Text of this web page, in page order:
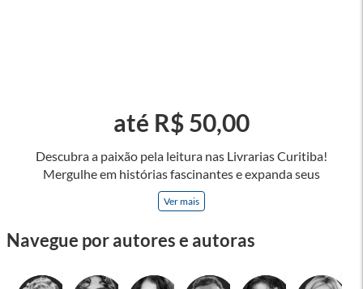
Descubra a paixão pela leitura nas Livrarias Curitiba!
Mergulhe em histórias fascinantes e expanda seus
horizontes, onde cada página é uma porta para novos
universos e perspectivas. Ler nos permite viajar sem sair do
e tenha a oportunidade de alcançar o seu crescimento
passe um tempo no mundo da imaginação! A leitura
Ver mais
até R$ 50,00
Navegue por autores e autoras